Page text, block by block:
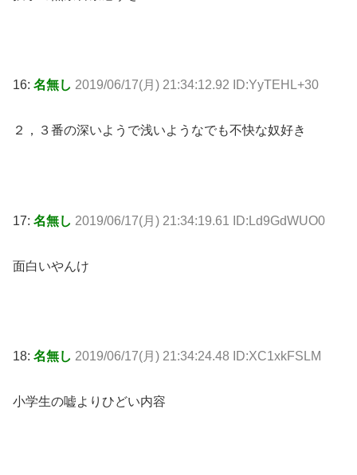
16: 名無し 2019/06/17(月) 21:34:12.92 ID:YyTEHL+30
２，３番の深いようで浅いようなでも不快な奴好き
17: 名無し 2019/06/17(月) 21:34:19.61 ID:Ld9GdWUO0
面白いやんけ
18: 名無し 2019/06/17(月) 21:34:24.48 ID:XC1xkFSLM
小学生の嘘よりひどい内容